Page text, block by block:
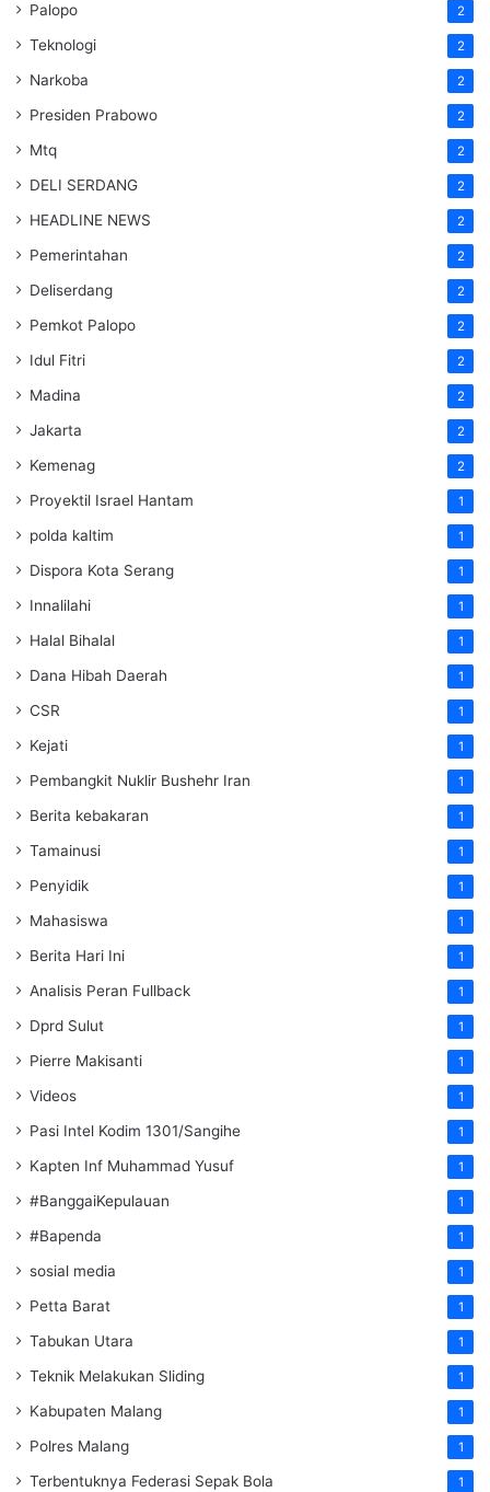
Palopo 2
Teknologi 2
Narkoba 2
Presiden Prabowo 2
Mtq 2
DELI SERDANG 2
HEADLINE NEWS 2
Pemerintahan 2
Deliserdang 2
Pemkot Palopo 2
Idul Fitri 2
Madina 2
Jakarta 2
Kemenag 2
Proyektil Israel Hantam 1
polda kaltim 1
Dispora Kota Serang 1
Innalilahi 1
Halal Bihalal 1
Dana Hibah Daerah 1
CSR 1
Kejati 1
Pembangkit Nuklir Bushehr Iran 1
Berita kebakaran 1
Tamainusi 1
Penyidik 1
Mahasiswa 1
Berita Hari Ini 1
Analisis Peran Fullback 1
Dprd Sulut 1
Pierre Makisanti 1
Videos 1
Pasi Intel Kodim 1301/Sangihe 1
Kapten Inf Muhammad Yusuf 1
#BanggaiKepulauan 1
#Bapenda 1
sosial media 1
Petta Barat 1
Tabukan Utara 1
Teknik Melakukan Sliding 1
Kabupaten Malang 1
Polres Malang 1
Terbentuknya Federasi Sepak Bola 1